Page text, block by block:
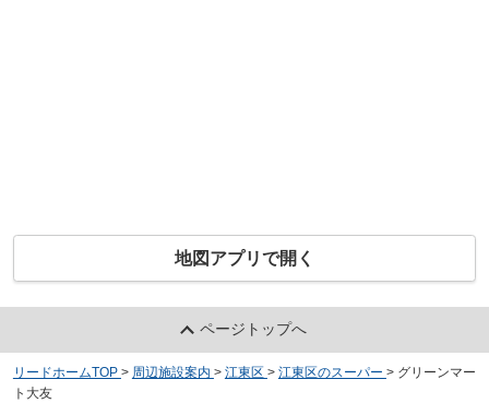
地図アプリで開く
ページトップへ
リードホームTOP > 周辺施設案内 > 江東区 > 江東区のスーパー > グリーンマー
ト大友